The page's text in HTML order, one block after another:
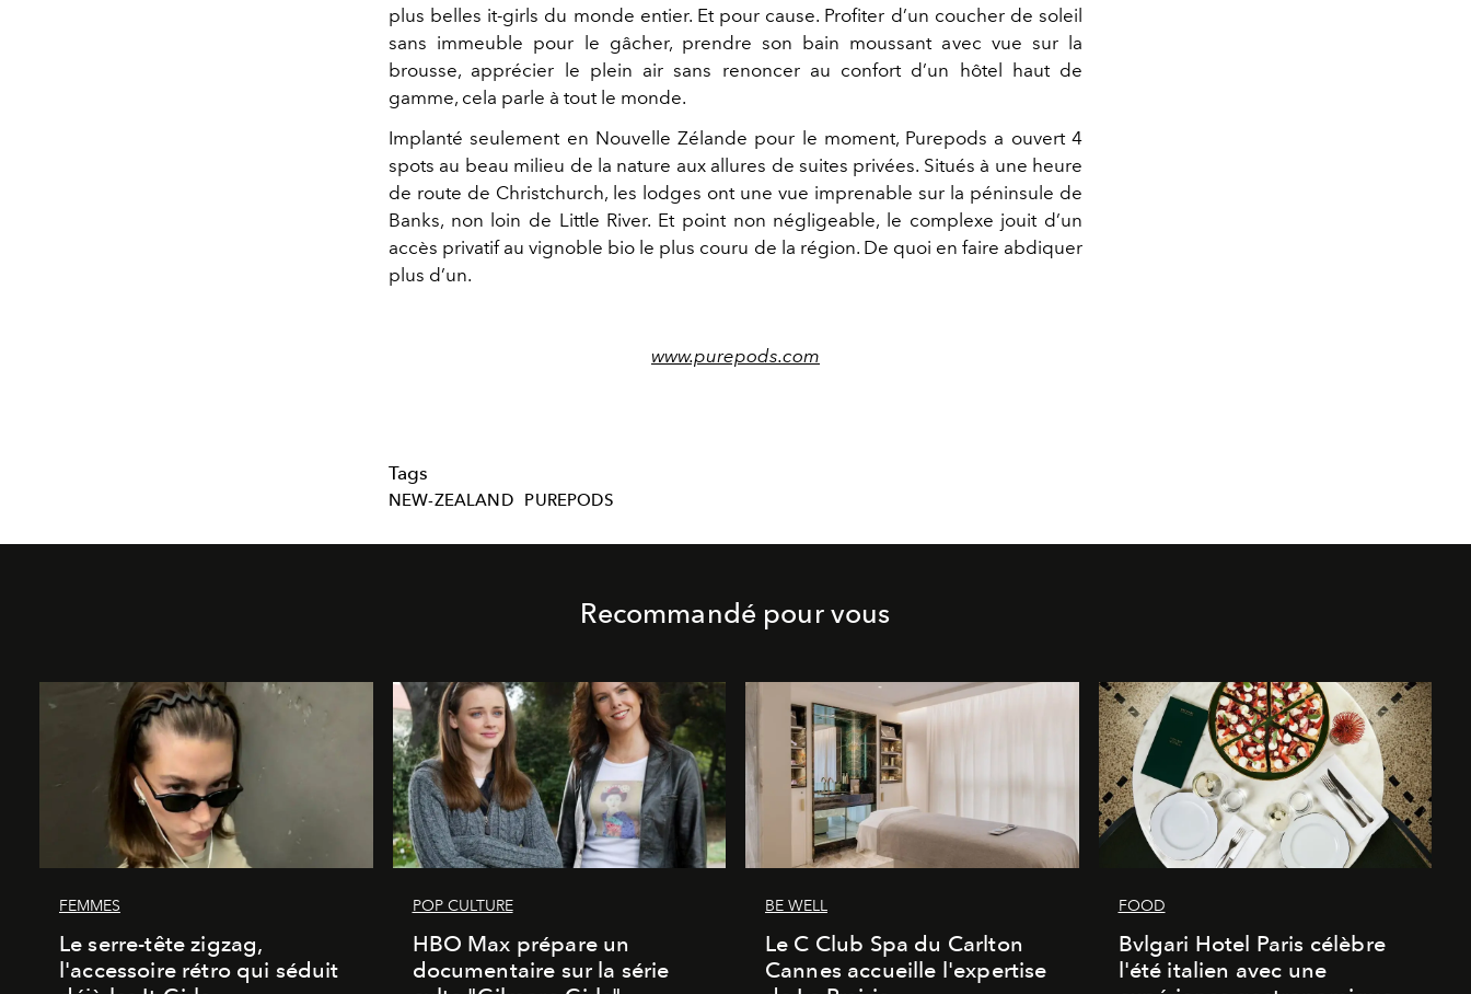
plus belles it-girls du monde entier. Et pour cause. Profiter d’un coucher de soleil
sans immeuble pour le gâcher, prendre son bain moussant avec vue sur la
brousse, apprécier le plein air sans renoncer au confort d’un hôtel haut de
gamme, cela parle à tout le monde.
Implanté seulement en Nouvelle Zélande pour le moment, Purepods a ouvert 4
spots au beau milieu de la nature aux allures de suites privées. Situés à une heure
de route de Christchurch, les lodges ont une vue imprenable sur la péninsule de
Banks, non loin de Little River. Et point non négligeable, le complexe jouit d’un
accès privatif au vignoble bio le plus couru de la région. De quoi en faire abdiquer
plus d’un.
www.purepods.com
Tags
NEW-ZEALAND PUREPODS
Recommandé pour vous
FEMMES
Le serre-tête zigzag,
l'accessoire rétro qui séduit
POP CULTURE
HBO Max prépare un
documentaire sur la série
BE WELL
Le C Club Spa du Carlton
Cannes accueille l'expertise
FOOD
Bvlgari Hotel Paris célèbre
l'été italien avec une